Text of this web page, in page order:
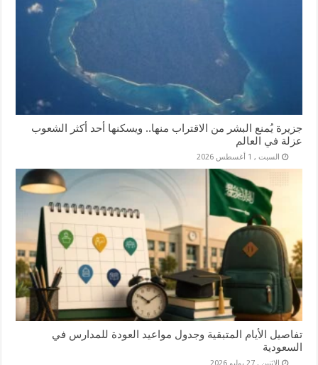
جزيرة يُمنع البشر من الاقتراب منها.. ويسكنها أحد أكثر الشعوب
عزلة في العالم
السبت , 1 أغسطس 2026
تفاصيل الأيام المتبقية وجدول مواعيد العودة للمدارس في
السعودية
الإثنين , 27 يوليو 2026